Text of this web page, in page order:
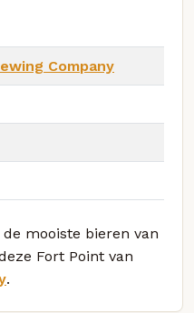
Company
mooiste bieren van
Fort Point van
.